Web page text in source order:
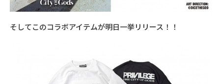
そしてこのコラボアイテムが明日一挙リリース！！